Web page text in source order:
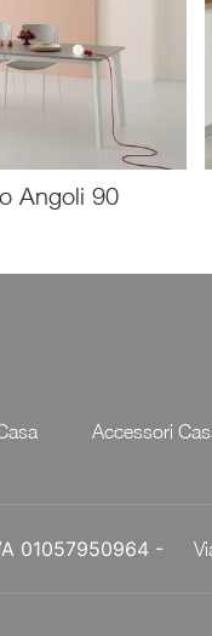
Angoli 90
Accessori
01057950964 -